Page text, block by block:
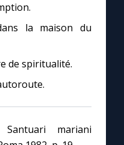
la maison du
de spiritualité.
Santuari mariani